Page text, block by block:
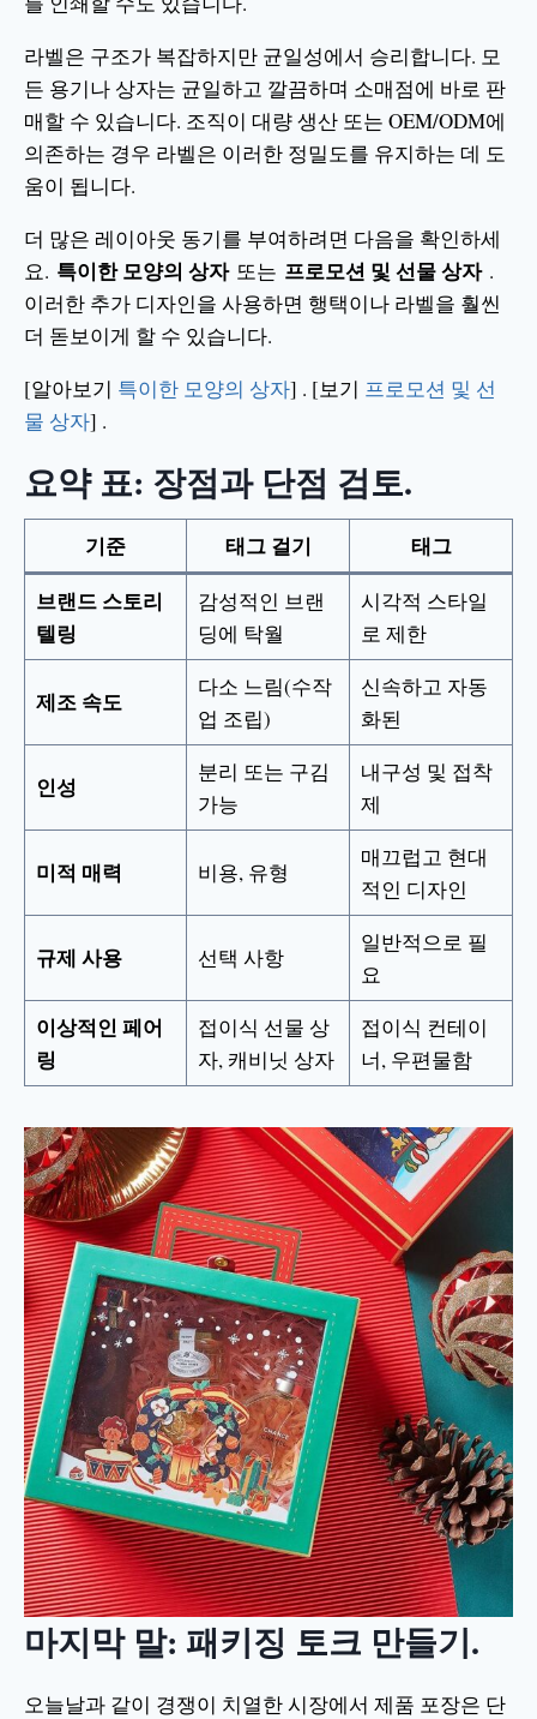
라벨은 구조가 복잡하지만 균일성에서 승리합니다. 모
든 용기나 상자는 균일하고 깔끔하며 소매점에 바로 판
매할 수 있습니다. 조직이 대량 생산 또는 OEM/ODM에
의존하는 경우 라벨은 이러한 정밀도를 유지하는 데 도
움이 됩니다.
더 많은 레이아웃 동기를 부여하려면 다음을 확인하세
요. 특이한 모양의 상자 또는 프로모션 및 선물 상자 .
이러한 추가 디자인을 사용하면 행택이나 라벨을 훨씬
더 돋보이게 할 수 있습니다.
[알아보기 특이한 모양의 상자] . [보기 프로모션 및 선
물 상자] .
요약 표: 장점과 단점 검토.
기준 태그 걸기
태그
브랜드 스토리
텔링
감성적인 브랜
딩에 탁월
시각적 스타일
로 제한
제조 속도
다소 느림(수작
업 조립)
신속하고 자동
화된
인성
분리 또는 구김
가능
내구성 및 접착
제
미적 매력 비용, 유형
매끄럽고 현대
적인 디자인
규제 사용 선택 사항
일반적으로 필
요
이상적인 페어
링
접이식 선물 상
자, 캐비닛 상자
접이식 컨테이
너, 우편물함
마지막 말: 패키징 토크 만들기.
오늘날과 같이 경쟁이 치열한 시장에서 제품 포장은 단